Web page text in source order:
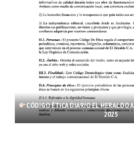
CÓDIGO ÉTICA DIARIO EL HERALDO
2025